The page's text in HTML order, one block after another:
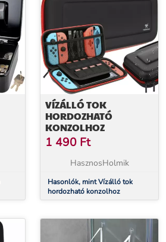
VÍZÁLLÓ TOK
HORDOZHATÓ
KONZOLHOZ
1 490 Ft
HasznosHolmik
Hasonlók, mint Vízálló tok
hordozható konzolhoz